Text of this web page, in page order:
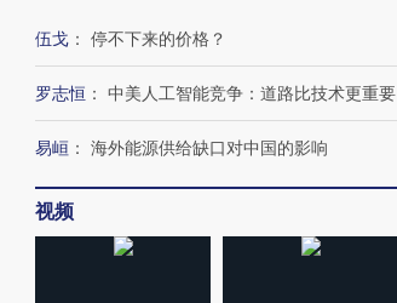
伍戈 ： 停不下来的价格？
罗志恒 ： 中美人工智能竞争：道路比技术更重要
易峘 ： 海外能源供给缺口对中国的影响
视频